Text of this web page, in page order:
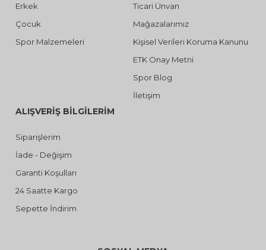
Erkek
Çocuk
Spor Malzemeleri
Ticari Ünvan
Mağazalarımız
Kişisel Verileri Koruma Kanunu
ETK Onay Metni
Spor Blog
İletişim
ALIŞVERİŞ BİLGİLERİM
Siparişlerim
İade - Değişim
Garanti Koşulları
24 Saatte Kargo
Sepette İndirim